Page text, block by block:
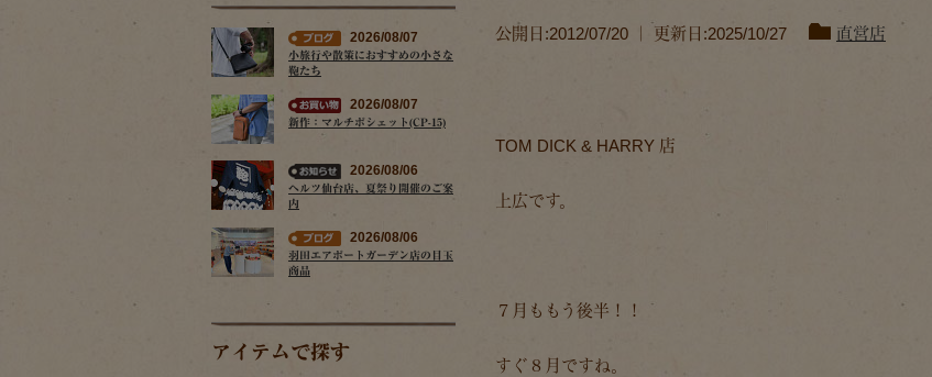
2026/08/07
小旅行や散策におすすめの小さな
鞄たち
2026/08/07
新作：マルチポシェット(CP-15)
2026/08/06
ヘルツ仙台店、夏祭り開催のご案
内
2026/08/06
羽田エアポートガーデン店の目玉
商品
アイテムで探す
公開日:2012/07/20 ｜ 更新日:2025/10/27 直営店
TOM DICK & HARRY 店
上広です。
７月ももう後半！！
すぐ８月ですね。